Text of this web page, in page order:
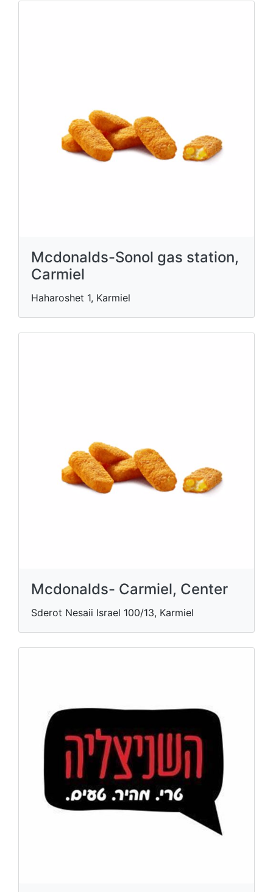
Mcdonalds-Sonol gas station,
Carmiel
Haharoshet 1, Karmiel
Mcdonalds- Carmiel, Center
Sderot Nesaii Israel 100/13, Karmiel